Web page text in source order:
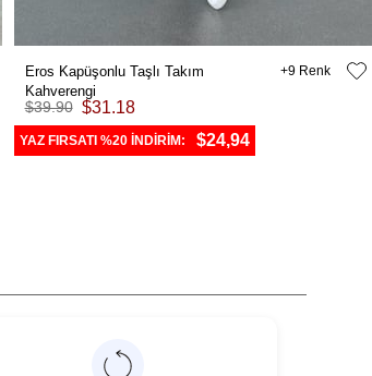
Eros Kapüşonlu Taşlı Takım
Kahverengi
$31.18
$39.90
9
YAZ FIRSATI %20 İNDİRİM: $24,94